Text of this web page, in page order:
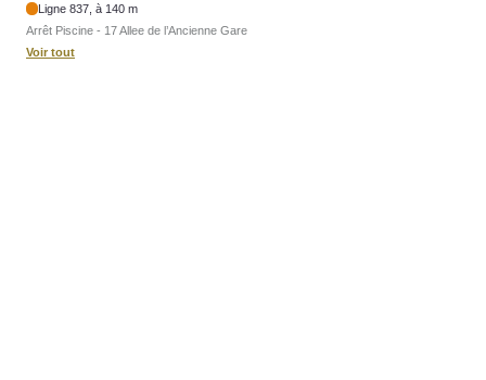
Ligne 837, à 140 m
Arrêt Piscine - 17 Allee de l’Ancienne Gare
Voir tout